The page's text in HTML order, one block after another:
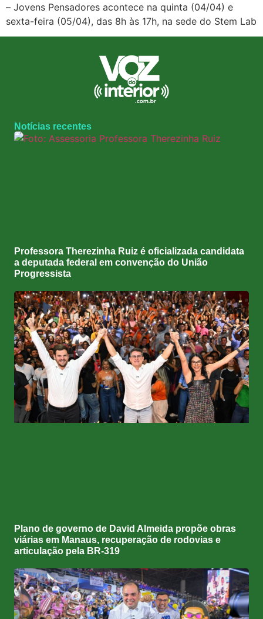
– Jovens Pensadores acontece na quinta (04/04) e
sexta-feira (05/04), das 8h às 17h, na sede do Stem Lab
Notícias recentes
Professora Therezinha Ruiz é oficializada candidata
a deputada federal em convenção do União
Progressista
Plano de governo de David Almeida propõe obras
viárias em Manaus, recuperação de rodovias e
articulação pela BR-319